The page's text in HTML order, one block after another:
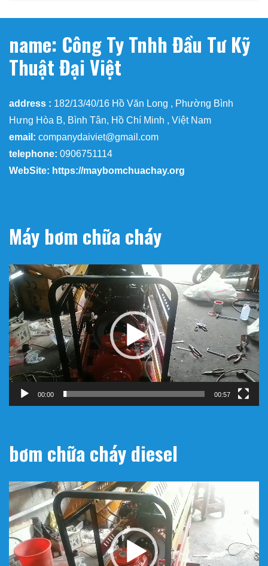
name: Công Ty Tnhh Đầu Tư Kỹ
Thuật Đại Việt
address : 182/13/40/16 Hồ Văn Long , Phường Bình
Hưng Hòa B, Bình Tân, Hồ Chí Minh , Việt Nam
email: companydaiviet@gmail.com
telephone: 0906751114
WebSite: https://maybomchuachay.org
Máy bơm chữa cháy
Trình
chơi
Video
00:00 00:57
bơm chữa cháy diesel
Trình
chơi
Video